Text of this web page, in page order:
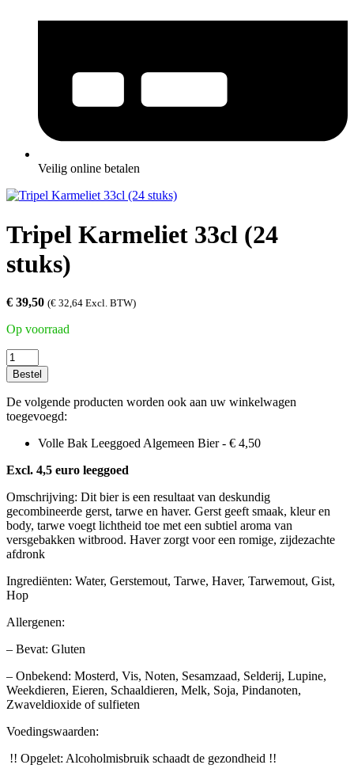
Veilig online betalen
Tripel Karmeliet 33cl (24
stuks)
€ 39,50 (€ 32,64 Excl. BTW)
Op voorraad
Tripel
Karmeliet
33cl
(24
stuks)
aantal
Bestel
De volgende producten worden ook aan uw winkelwagen
toegevoegd:
Volle Bak Leeggoed Algemeen Bier - € 4,50
Excl. 4,5 euro leeggoed
Omschrijving: Dit bier is een resultaat van deskundig
gecombineerde gerst, tarwe en haver. Gerst geeft smaak, kleur en
body, tarwe voegt lichtheid toe met een subtiel aroma van
versgebakken witbrood. Haver zorgt voor een romige, zijdezachte
afdronk
Ingrediënten: Water, Gerstemout, Tarwe, Haver, Tarwemout, Gist,
Hop
Allergenen:
– Bevat: Gluten
– Onbekend: Mosterd, Vis, Noten, Sesamzaad, Selderij, Lupine,
Weekdieren, Eieren, Schaaldieren, Melk, Soja, Pindanoten,
Zwaveldioxide of sulfieten
Voedingswaarden:
!! Opgelet: Alcoholmisbruik schaadt de gezondheid !!